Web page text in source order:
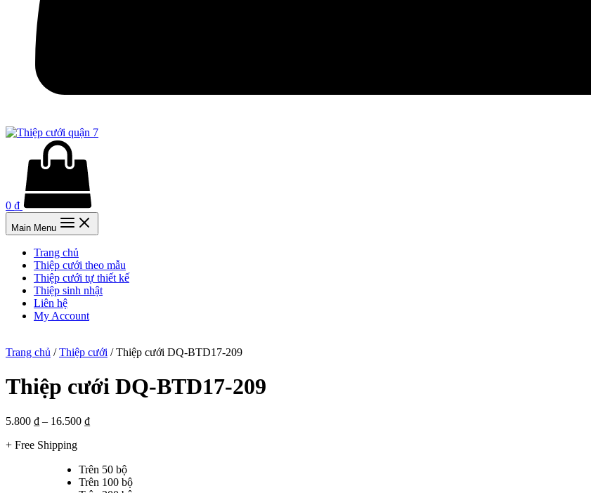
0 ₫
Main Menu
Trang chủ
Thiệp cưới theo mẫu
Thiệp cưới tự thiết kế
Thiệp sinh nhật
Liên hệ
My Account
Trang chủ /Thiệp cưới / Thiệp cưới DQ-BTD17-209
Thiệp cưới DQ-BTD17-209
5.800 ₫ – 16.500 ₫
+ Free Shipping
Trên 50 bộ
Trên 100 bộ